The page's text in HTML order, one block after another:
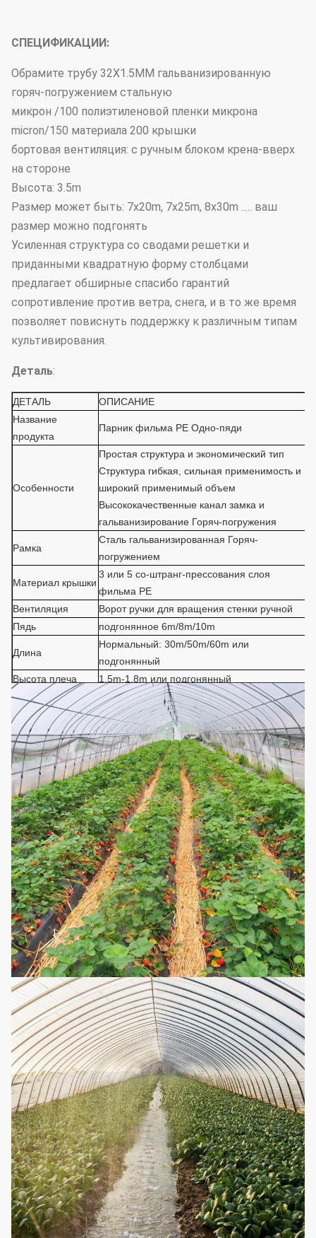
СПЕЦИФИКАЦИИ:
Обрамите трубу 32X1.5MM гальванизированную
горяч-погружением стальную
микрон /100 полиэтиленовой пленки микрона
micron/150 материала 200 крышки
бортовая вентиляция: с ручным блоком крена-вверх
на стороне
Высота: 3.5m
Размер может быть: 7x20m, 7x25m, 8x30m ..... ваш
размер можно подгонять
Усиленная структура со сводами решетки и
приданными квадратную форму столбцами
предлагает обширные спасибо гарантий
сопротивление против ветра, снега, и в то же время
позволяет повиснуть поддержку к различным типам
культивирования.
Деталь:
ДЕТАЛЬ
ОПИСАНИЕ
Название
продукта
Парник фильма PE Одно-пяди
Особенности
Простая структура и экономический тип
Структура гибкая, сильная применимость и
широкий применимый объем
Высококачественные канал замка и
гальванизирование Горяч-погружения
Рамка
Сталь гальванизированная Горяч-
погружением
Материал крышки
3 или 5 со-штранг-прессования слоя
фильма PE
Вентиляция
Ворот ручки для вращения стенки ручной
Пядь
подгонянное 6m/8m/10m
Длина
Нормальный: 30m/50m/60m или
подгонянный
Высота плеча
1.5m-1.8m или подгонянный
Высота крыши
3.5m или подгонянный
Нагрузка от
давления ветра
0.6KN/M2
Нагрузка снега
0.5KN/M2
Максимальное
количество дождя
140mm/h